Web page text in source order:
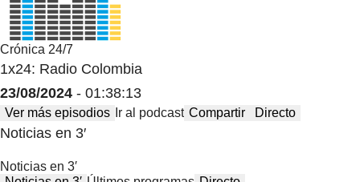
Crónica 24/7
1x24: Radio Colombia
23/08/2024 - 01:38:13
Ver más episodios Ir al podcast Compartir Directo
Noticias en 3′
Noticias en 3′